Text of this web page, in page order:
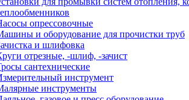
опрессовочные
и оборудование для прочистки труб
и шлифовка
отрезные, -шлиф, -зачист
сантехнические
инструмент
инструменты